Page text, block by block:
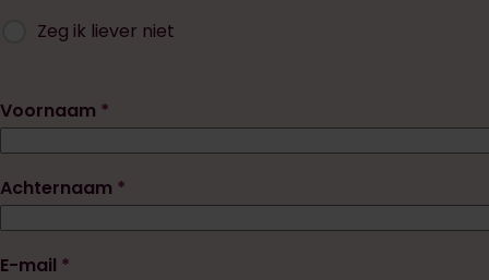
Zeg ik liever niet
Voornaam
Achternaam
E-mail